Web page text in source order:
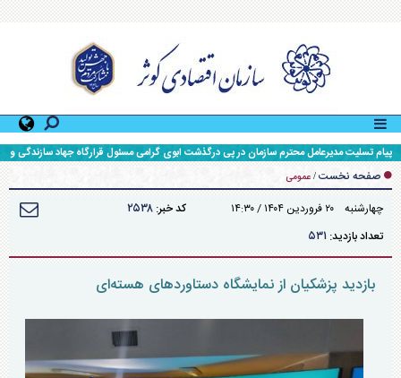
پیام تسلیت مدیرعامل محترم سازمان در پی درگذشت ابوی گرامی مسئول قرارگاه جهاد سازندگی و
محرومیت زدایی سپاه حضرت ولی عصر (عج) خوزستان
صفحه نخست / عمومی
چهارشنبه ۲۰ فروردين ۱۴۰۴ / ۱۴:۳۰ کد خبر: ۲۵۳۸
تعداد بازدید: ۵۳۱
بازدید پزشکیان از نمایشگاه دستاورد‌های هسته‌ای